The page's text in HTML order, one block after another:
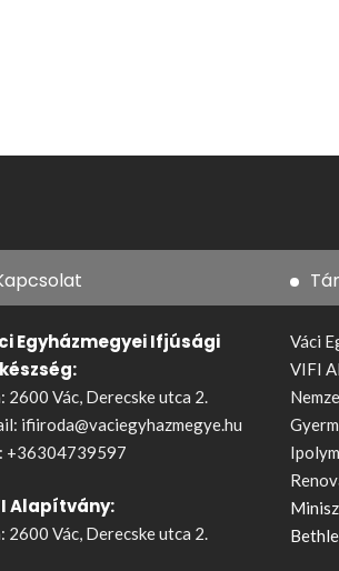
Egyházmegyei Ifjúsági
2600 Vác, Derecske utca 2.
ifiiroda@vaciegyhazmegye.hu
+36304739597
Alapítvány:
2600 Vác, Derecske utca 2.
Váci
VIFI